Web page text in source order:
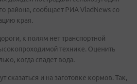
района, сообщает РИА VladNews со
края.
к полям нет транспортной
технике. Оценить
когда спадет вода.
сказаться и на заготовке кормов. Так,